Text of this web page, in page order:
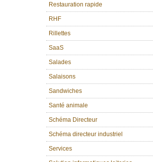
Restauration rapide
RHF
Rillettes
SaaS
Salades
Salaisons
Sandwiches
Santé animale
Schéma Directeur
Schéma directeur industriel
Services